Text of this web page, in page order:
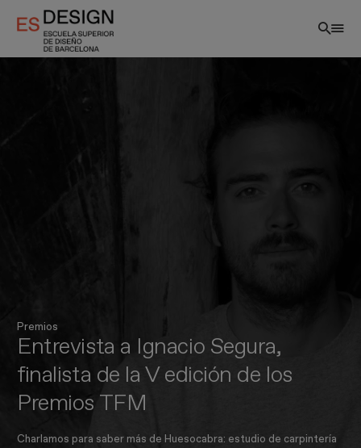
contenido
principal
Premios
Entrevista a Ignacio Segura,
finalista de la V edición de los
Premios TFM
Charlamos para saber más de Huesocabra: estudio de carpintería